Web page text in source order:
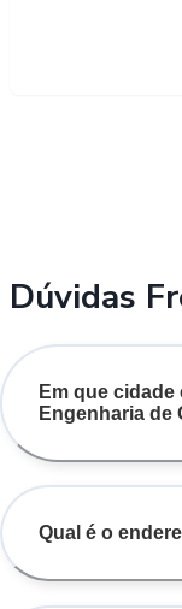
Dúvidas
Em que
Engenharia de
Qual é o